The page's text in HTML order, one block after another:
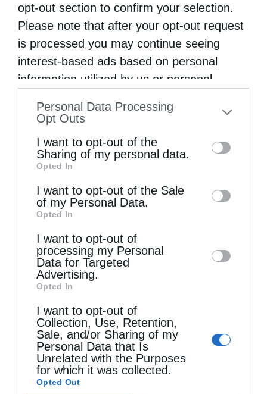
opt-out section to confirm your selection.
Please note that after your opt-out request
is processed you may continue seeing
interest-based ads based on personal
information utilized by us or personal
to your opt-out. You may separately opt-out
information by third parties on the IAB’s list
of downstream participants. This
information may also be disclosed by us to
third parties on theIAB’s List of
Downstream Participants
disclose it to other third parties.
Personal Data Processing
Opt Outs
I want to opt-out of the
Sharing of my personal data.
Opted In
I want to opt-out of the Sale
of my Personal Data.
Opted In
I want to opt-out of
processing my Personal
Data for Targeted
Advertising.
Opted In
I want to opt-out of
Collection, Use, Retention,
Sale, and/or Sharing of my
Personal Data that Is
Unrelated with the Purposes
for which it was collected.
Opted Out
Πελοπόννησο, στα νησιά του Αιγαίου, στη …
Επικαιρότητα
Τα εθνικά θέματα και η εκλογή Αρχιεπισκόπου
“Αυτός που θα διαδεχτεί τον Ιερώνυμο ,
όποτε και να γίνουν εκλογές ,είναι
απολύτως βέβαιο οτι θα εξυπηρετεί τα
εθνικά συμφέροντα και τα συμφέροντα της